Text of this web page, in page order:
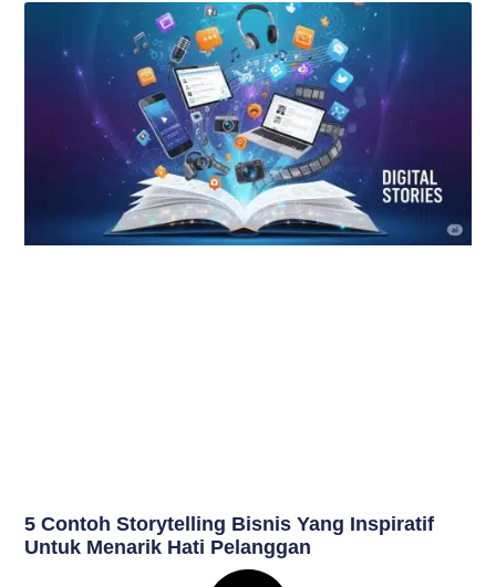
5 Contoh Storytelling Bisnis Yang Inspiratif
Untuk Menarik Hati Pelanggan